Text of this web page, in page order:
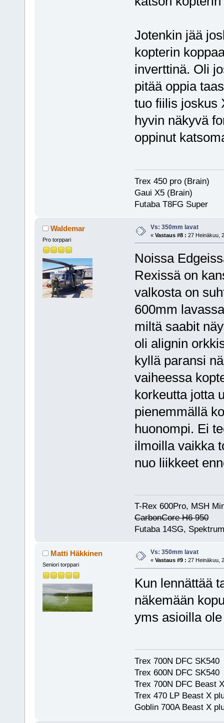
Jotenkin jää
kopterin
inverttinä. Oli
pitää oppia
tuo fiilis joskus
hyvin näkyvä
oppinut
Trex 450 pro (Brain)
Gaui X5 (Brain)
Futaba T8FG Super
Waldemar
Pro torppari
Vs: 350mm lavat
« Vastaus #8 : 27 Heinäkuu,
Noissa
Rexissä on
valkosta on
600mm
miltä saabit
oli alignin
kyllä paransi
vaiheessa
korkeutta jotta
pienemmällä
huonompi. Ei
ilmoilla vaikka
nuo liikkeet
T-Rex 600Pro, MSH
CarbonCore H6 950
Futaba 14SG,
Matti Häkkinen
Seniori torppari
Vs: 350mm lavat
« Vastaus #9 : 27 Heinäkuu,
Kun lennättää
näkemään
yms asioilla
Trex 700N DFC SK540
Trex 600N DFC SK540
Trex 700N DFC Beast
Trex 470 LP Beast X
Goblin 700A Beast X